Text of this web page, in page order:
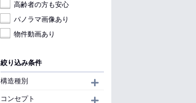
高齢者の方も安心
パノラマ画像あり
物件動画あり
絞り込み条件
構造種別
コンセプト